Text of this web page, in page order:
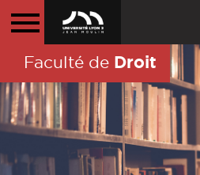
Faculté de Droit